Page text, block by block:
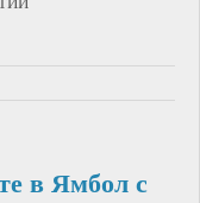
в Ямбол с